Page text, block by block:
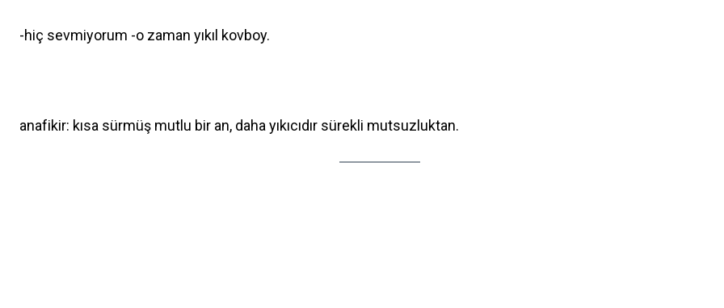
-hiç sevmiyorum -o zaman yıkıl kovboy.
anafikir: kısa sürmüş mutlu bir an, daha yıkıcıdır sürekli mutsuzluktan.